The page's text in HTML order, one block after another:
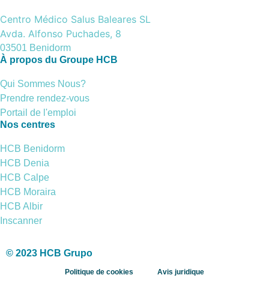
Centro Médico Salus Baleares SL
Avda. Alfonso Puchades, 8
03501 Benidorm
À propos du Groupe HCB
Qui Sommes Nous?
Prendre rendez-vous
Portail de l'emploi
Nos centres
HCB Benidorm
HCB Denia
HCB Calpe
HCB Moraira
HCB Albir
Inscanner
© 2023 HCB Grupo
Politique de cookies Avis juridique